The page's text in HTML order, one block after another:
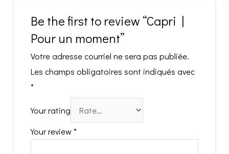
Be the first to review “Capri |
Pour un moment”
Votre adresse courriel ne sera pas publiée.
Les champs obligatoires sont indiqués avec
*
Your rating
Your review*